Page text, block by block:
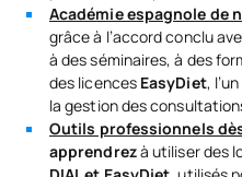
Académie espagnole
grâce à l’accord conclu
à des séminaires, à des
des licences EasyDiet,
la gestion des
Outils professionnels
apprendrezà utiliser des